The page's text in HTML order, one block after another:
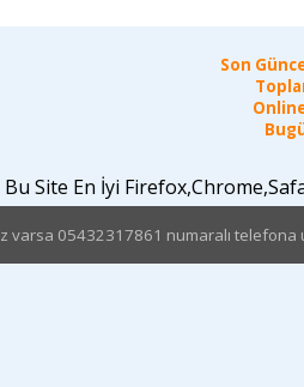
Son
Bu Site En İyi
varsa 05432317861 numaralı telefona